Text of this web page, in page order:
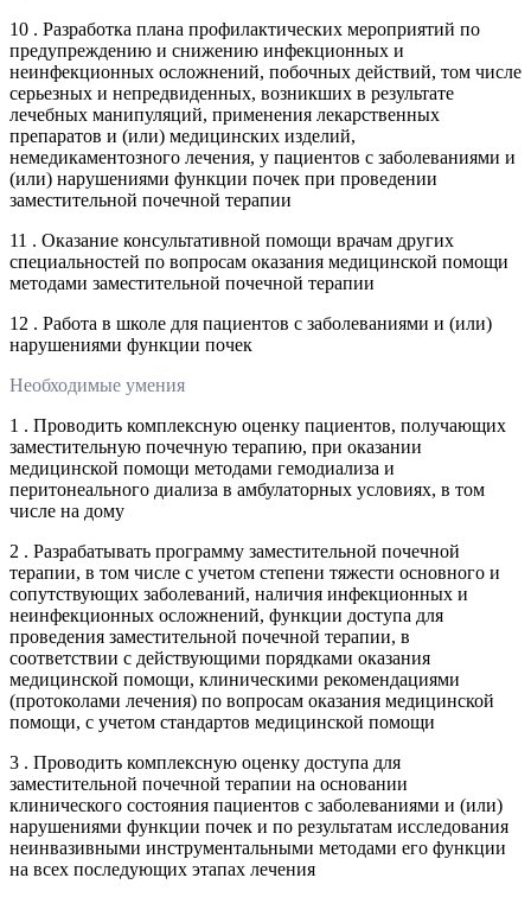
10 . Разработка плана профилактических мероприятий по
предупреждению и снижению инфекционных и
неинфекционных осложнений, побочных действий, том числе
серьезных и непредвиденных, возникших в результате
лечебных манипуляций, применения лекарственных
препаратов и (или) медицинских изделий,
немедикаментозного лечения, у пациентов с заболеваниями и
(или) нарушениями функции почек при проведении
заместительной почечной терапии
11 . Оказание консультативной помощи врачам других
специальностей по вопросам оказания медицинской помощи
методами заместительной почечной терапии
12 . Работа в школе для пациентов с заболеваниями и (или)
нарушениями функции почек
Необходимые умения
1 . Проводить комплексную оценку пациентов, получающих
заместительную почечную терапию, при оказании
медицинской помощи методами гемодиализа и
перитонеального диализа в амбулаторных условиях, в том
числе на дому
2 . Разрабатывать программу заместительной почечной
терапии, в том числе с учетом степени тяжести основного и
сопутствующих заболеваний, наличия инфекционных и
неинфекционных осложнений, функции доступа для
проведения заместительной почечной терапии, в
соответствии с действующими порядками оказания
медицинской помощи, клиническими рекомендациями
(протоколами лечения) по вопросам оказания медицинской
помощи, с учетом стандартов медицинской помощи
3 . Проводить комплексную оценку доступа для
заместительной почечной терапии на основании
клинического состояния пациентов с заболеваниями и (или)
нарушениями функции почек и по результатам исследования
неинвазивными инструментальными методами его функции
на всех последующих этапах лечения